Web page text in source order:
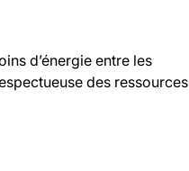
d’énergie entre les
des ressources